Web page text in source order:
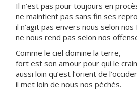
Il n’est pas pour toujours en
ne maintient pas sans fin ses
il n’agit pas envers nous selon nos
ne nous rend pas selon nos
Comme le ciel domine la terre,
fort est son amour pour qui le
aussi loin qu’est l’orient de
il met loin de nous nos péchés.